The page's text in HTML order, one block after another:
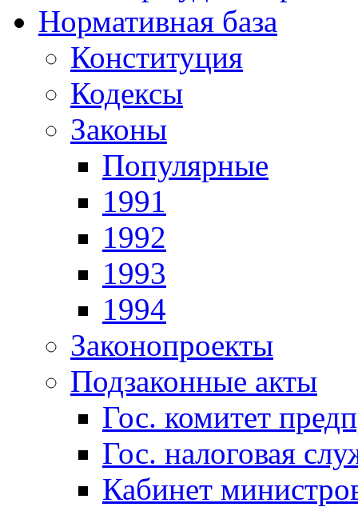
Нормативная база
Конституция
Кодексы
Законы
Популярные
1991
1992
1993
1994
Законопроекты
Подзаконные акты
Гос. комитет
Гос. налоговая
Кабинет